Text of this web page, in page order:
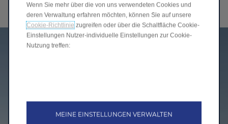
Wenn Sie mehr über die von uns verwendeten Cookies und
deren Verwaltung erfahren möchten, können Sie auf unsere
Cookie-Richtlinie zugreifen oder über die Schaltfläche Cookie-
Einstellungen Nutzer-individuelle Einstellungen zur Cookie-
Nutzung treffen:
MEINE EINSTELLUNGEN VERWALTEN